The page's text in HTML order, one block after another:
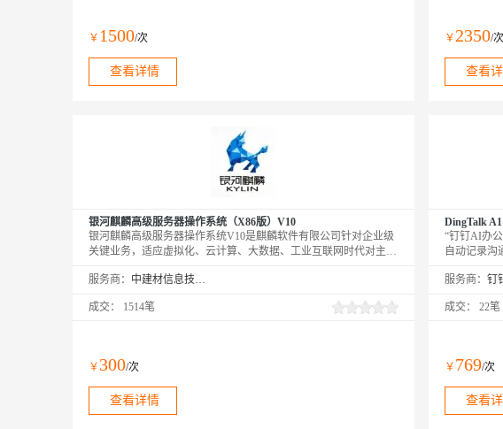
￥ 1500/次
查看详情
￥ 2350/次
查看
银河麒麟高级服务器操作系统（X86版）V10
银河麒麟高级服务器操作系统V10是麒麟软件有限公司针对企业级
关键业务，适应虚拟化、云计算、大数据、工业互联网时代对主机
CMMI5级标准研制的提供内生本质安全、云原生支持、自主平台
服务商： 中建材信息技术股份有限公司
成交： 1514笔
￥ 300/次
查看详情
DingTalk A1
“钉钉AI办
自动记录沟
动化工作流
服务商：
成交： 22笔
￥ 769/次
查看